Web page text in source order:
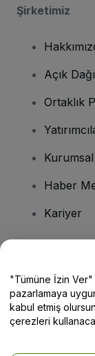
Şirketimiz
Açık
Ortaklık
Haber
Kariyer
Yardım
"Tümüne İzin
pazarlamaya
kabul etmiş
çerezleri